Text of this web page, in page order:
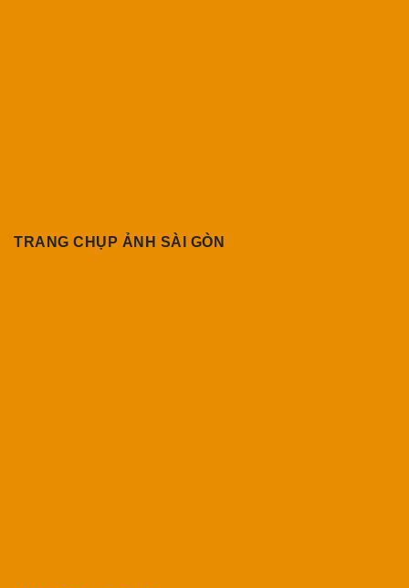
TRANG CHỤP ẢNH SÀI GÒN